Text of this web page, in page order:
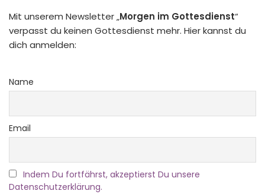
Mit unserem Newsletter „Morgen im Gottesdienst“
verpasst du keinen Gottesdienst mehr. Hier kannst du
dich anmelden:
Name
Email
Indem Du fortfährst, akzeptierst Du unsere
Datenschutzerklärung.